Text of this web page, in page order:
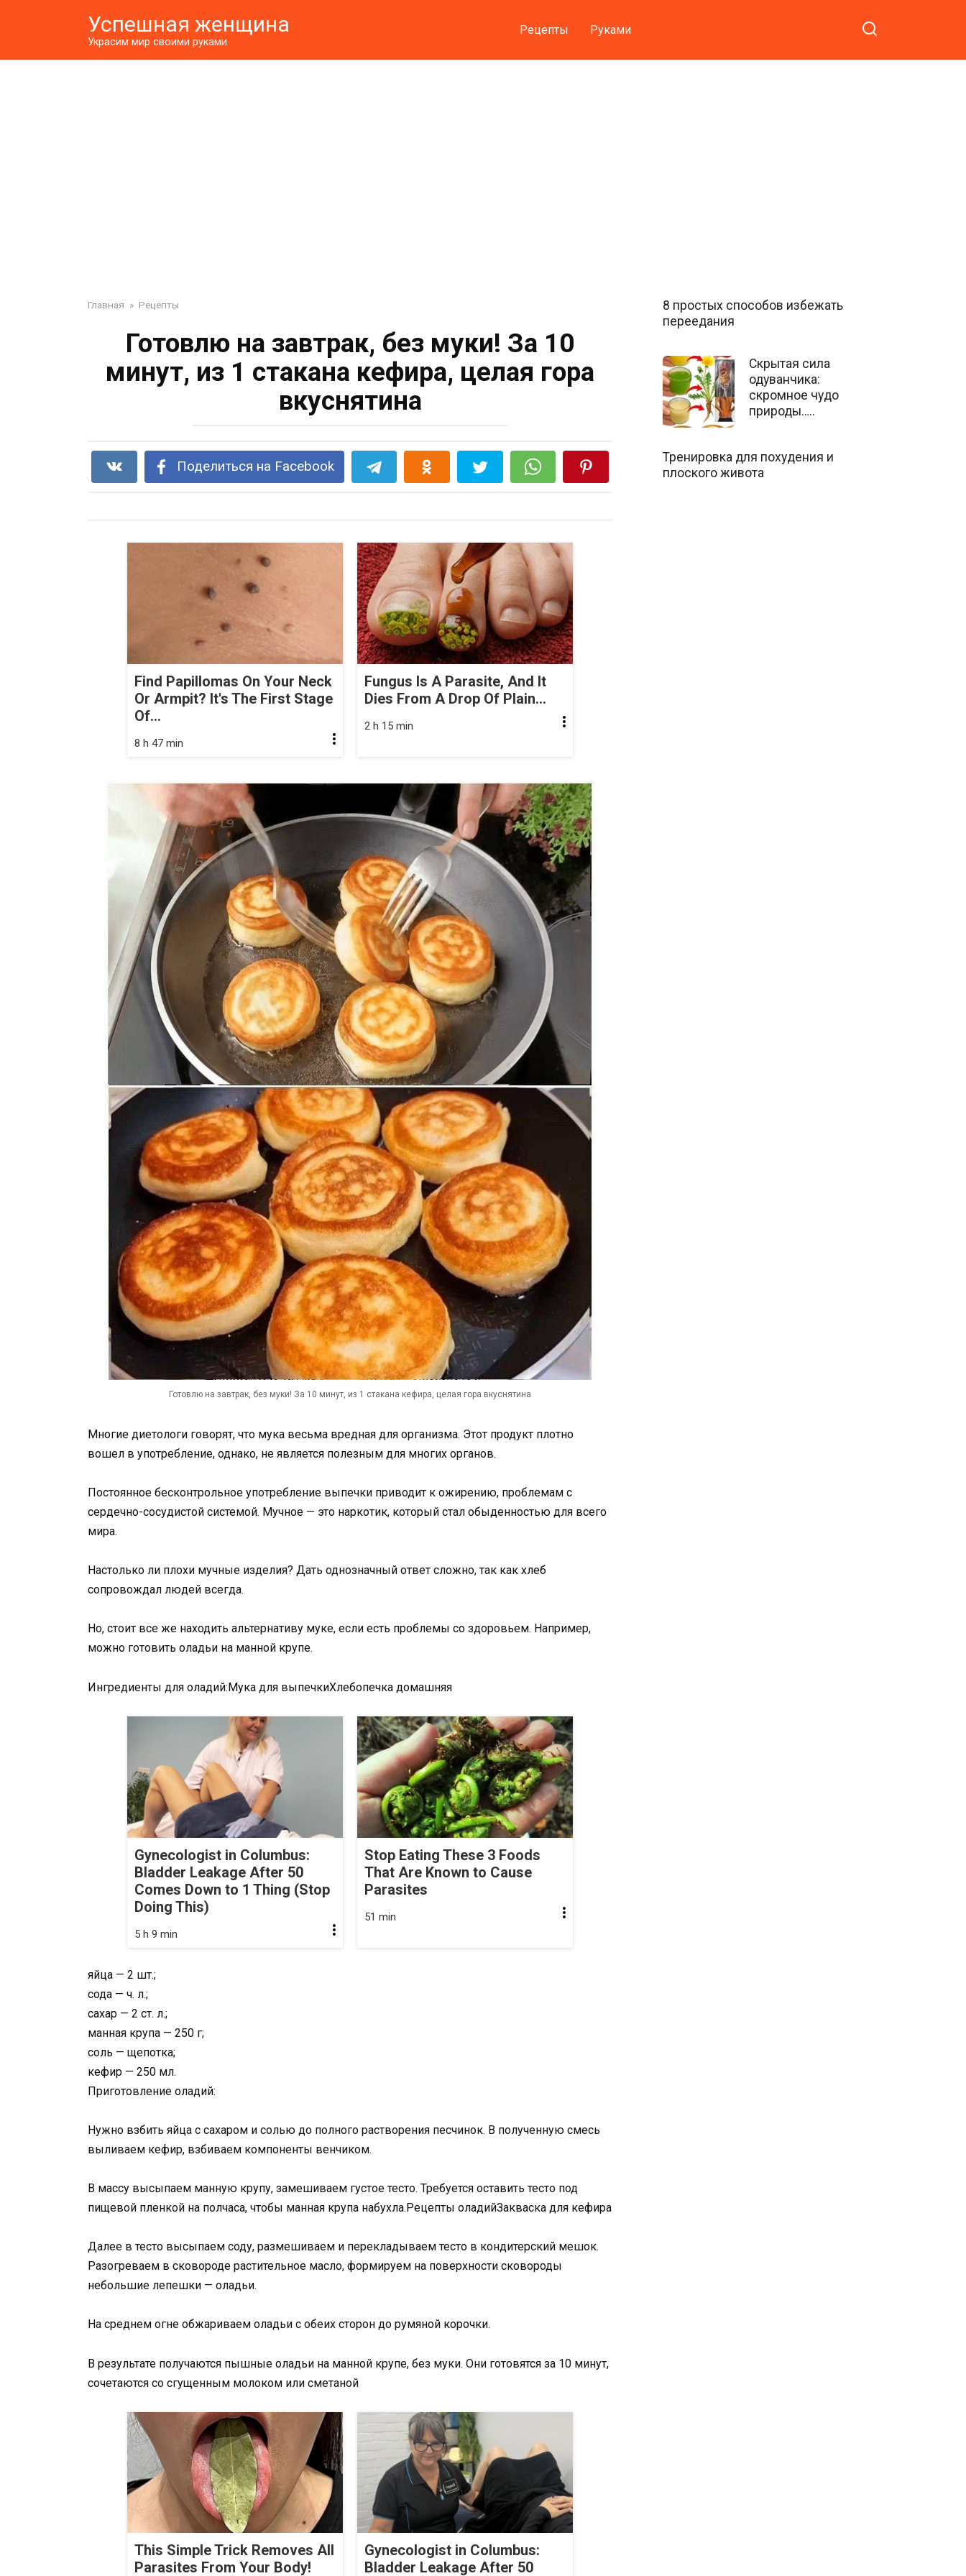
Успешная женщина
Украсим мир своими руками
Рецепты Руками
Главная » Рецепты
Готовлю на завтрак, без муки! За 10
минут, из 1 стакана кефира, целая гора
вкуснятина
Поделиться на Facebook
Find Papillomas On Your Neck
Or Armpit? It's The First Stage
Of...
8 h 47 min
Fungus Is A Parasite, And It
Dies From A Drop Of Plain...
2 h 15 min
Готовлю на завтрак, без муки! За 10 минут, из 1 стакана кефира, целая гора вкуснятина
Многие диетологи говорят, что мука весьма вредная для организма. Этот продукт плотно
вошел в употребление, однако, не является полезным для многих органов.
Постоянное бесконтрольное употребление выпечки приводит к ожирению, проблемам с
сердечно-сосудистой системой. Мучное — это наркотик, который стал обыденностью для всего
мира.
Настолько ли плохи мучные изделия? Дать однозначный ответ сложно, так как хлеб
сопровождал людей всегда.
Но, стоит все же находить альтернативу муке, если есть проблемы со здоровьем. Например,
можно готовить оладьи на манной крупе.
Ингредиенты для оладий:Мука для выпечкиХлебопечка домашняя
Gynecologist in Columbus:
Bladder Leakage After 50
Comes Down to 1 Thing (Stop
Doing This)
5 h 9 min
Stop Eating These 3 Foods
That Are Known to Cause
Parasites
51 min
яйца — 2 шт.;
сода — ч. л.;
сахар — 2 ст. л.;
манная крупа — 250 г;
соль — щепотка;
кефир — 250 мл.
Приготовление оладий:
Нужно взбить яйца с сахаром и солью до полного растворения песчинок. В полученную смесь
выливаем кефир, взбиваем компоненты венчиком.
В массу высыпаем манную крупу, замешиваем густое тесто. Требуется оставить тесто под
пищевой пленкой на полчаса, чтобы манная крупа набухла.Рецепты оладийЗакваска для кефира
Далее в тесто высыпаем соду, размешиваем и перекладываем тесто в кондитерский мешок.
Разогреваем в сковороде растительное масло, формируем на поверхности сковороды
небольшие лепешки — оладьи.
На среднем огне обжариваем оладьи с обеих сторон до румяной корочки.
В результате получаются пышные оладьи на манной крупе, без муки. Они готовятся за 10 минут,
сочетаются со сгущенным молоком или сметаной
This Simple Trick Removes All
Parasites From Your Body!
Gynecologist in Columbus:
Bladder Leakage After 50
8 простых способов избежать
переедания
Скрытая сила
одуванчика:
скромное чудо
природы…..
Тренировка для похудения и
плоского живота